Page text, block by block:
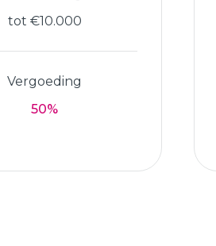
tot €10.000
Vergoeding
50%